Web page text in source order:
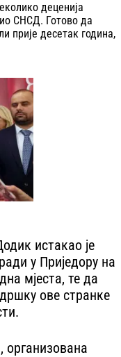
деценија
СНСД. Готово да
прије десетак година,
истакао је
у Приједору на
мјеста, те да
ове странке
организована